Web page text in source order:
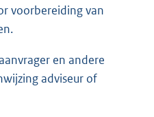
voorbereiding van
en andere
adviseur of